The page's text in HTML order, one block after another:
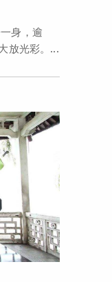
身，逾
放光彩。...